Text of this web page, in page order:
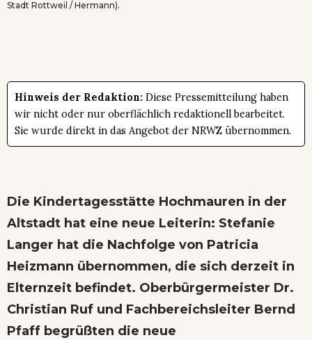
Stadt Rottweil / Hermann).
Hinweis der Redaktion: Diese Pressemitteilung haben
wir nicht oder nur oberflächlich redaktionell bearbeitet.
Sie wurde direkt in das Angebot der NRWZ übernommen.
Die Kindertagesstätte Hochmauren in der
Altstadt hat eine neue Leiterin: Stefanie
Langer hat die Nachfolge von Patricia
Heizmann übernommen, die sich derzeit in
Elternzeit befindet. Oberbürgermeister Dr.
Christian Ruf und Fachbereichsleiter Bernd
Pfaff begrüßten die neue